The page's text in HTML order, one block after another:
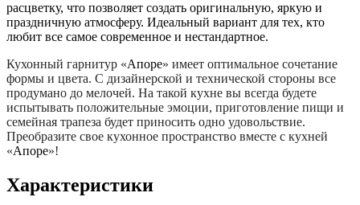
расцветку, что позволяет создать оригинальную, яркую и
праздничную атмосферу. Идеальный вариант для тех, кто
любит все самое современное и нестандартное.
Кухонный гарнитур «Апоре» имеет оптимальное сочетание
формы и цвета. С дизайнерской и технической стороны все
продумано до мелочей. На такой кухне вы всегда будете
испытывать положительные эмоции, приготовление пищи и
семейная трапеза будет приносить одно удовольствие.
Преобразите свое кухонное пространство вместе с кухней
«Апоре»!
Характеристики